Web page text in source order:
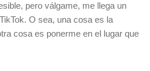
pero válgame, me llega un
O sea, una cosa es la
cosa es ponerme en el lugar que